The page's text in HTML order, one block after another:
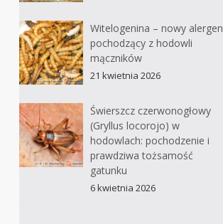
Witelogenina – nowy alergen
pochodzący z hodowli
mączników
21 kwietnia 2026
Świerszcz czerwonogłowy
(Gryllus locorojo) w
hodowlach: pochodzenie i
prawdziwa tożsamość
gatunku
6 kwietnia 2026